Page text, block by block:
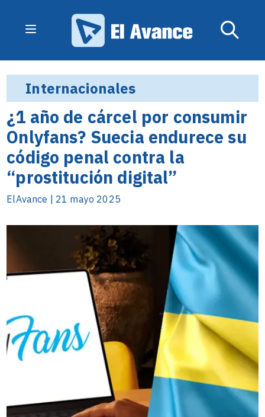
Internacionales
¿1 año de cárcel por consumir
Onlyfans? Suecia endurece su
código penal contra la
“prostitución digital”
ElAvance | 21 mayo 2025